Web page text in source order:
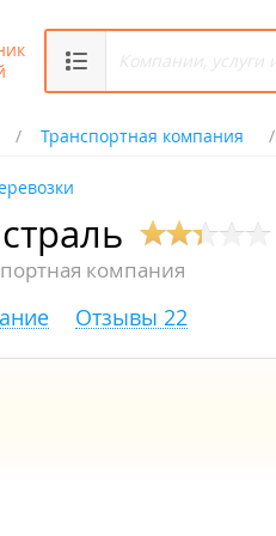
Транспортная компания
компания
Отзывы 22